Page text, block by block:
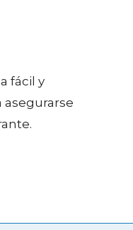
fácil y
asegurarse